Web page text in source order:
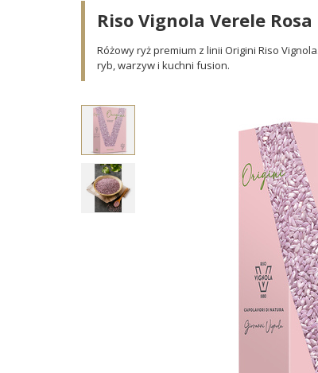
Riso Vignola Verele
Różowy ryż premium z linii Origini Riso
ryb, warzyw i kuchni fusion.